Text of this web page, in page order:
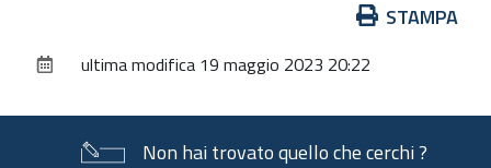
documento
STAMPA
ultima modifica 19 maggio 2023 20:22
Non hai trovato quello che cerchi ?